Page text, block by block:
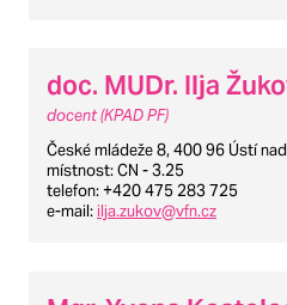
doc. MUDr. Ilja
docent (KPAD PF)
České mládeže 8, 400 96 Ústí
místnost: CN - 3.25
telefon: +420 475 283 725
e-mail: ilja.zukov@vfn.cz